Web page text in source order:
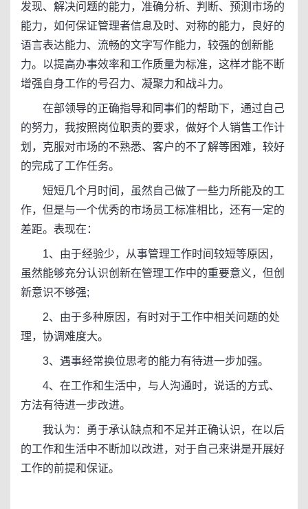
发现、解决问题的能力，准确分析、判断、预测市场的
能力，如何保证管理者信息及时、对称的能力，良好的
语言表达能力、流畅的文字写作能力，较强的创新能
力。以提高办事效率和工作质量为标准，这样才能不断
增强自身工作的号召力、凝聚力和战斗力。
在部领导的正确指导和同事们的帮助下，通过自己
的努力，我按照岗位职责的要求，做好个人销售工作计
划，克服对市场的不熟悉、客户的不了解等困难，较好
的完成了工作任务。
短短几个月时间，虽然自己做了一些力所能及的工
作，但是与一个优秀的市场员工标准相比，还有一定的
差距。表现在：
1、由于经验少，从事管理工作时间较短等原因，
虽然能够充分认识创新在管理工作中的重要意义，但创
新意识不够强;
2、由于多种原因，有时对于工作中相关问题的处
理，协调难度大。
3、遇事经常换位思考的能力有待进一步加强。
4、在工作和生活中，与人沟通时，说话的方式、
方法有待进一步改进。
我认为：勇于承认缺点和不足并正确认识，在以后
的工作和生活中不断加以改进，对于自己来讲是开展好
工作的前提和保证。